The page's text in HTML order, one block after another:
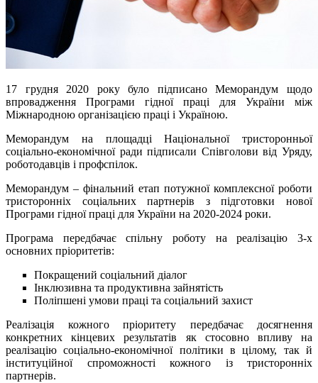
17 грудня 2020 року було підписано Меморандум щодо
впровадження Програми гідної праці для України між
Міжнародною організацією праці і Україною.
Меморандум на площадці Національної тристоронньої
соціально-економічної ради підписали Співголови від Уряду,
роботодавців і профспілок.
Меморандум – фінальний етап потужної комплексної роботи
тристоронніх соціальних партнерів з підготовки нової
Програми гідної праці для України на 2020-2024 роки.
Програма передбачає спільну роботу на реалізацію 3-х
основних пріоритетів:
Покращений соціальний діалог
Інклюзивна та продуктивна зайнятість
Поліпшені умови праці та соціальний захист
Реалізація кожного пріоритету передбачає досягнення
конкретних кінцевих результатів як стосовно впливу на
реалізацію соціально-економічної політики в цілому, так й
інституційної спроможності кожного із тристоронніх
партнерів.